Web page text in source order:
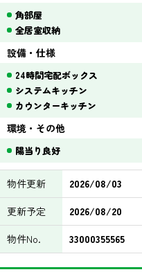
角部屋
全居室収納
設備・仕様
24時間宅配ボックス
システムキッチン
カウンターキッチン
環境・その他
陽当り良好
物件更新
2026/08/03
更新予定
2026/08/20
物件No.
33000355565